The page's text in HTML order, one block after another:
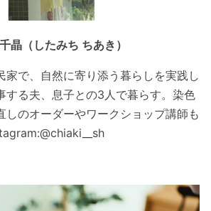
晶（したみち ちあき）
家で、自然に寄り添う暮らしを実践し
する夫、息子との3人で暮らす。染色
しのオーダーやワークショップ講師も